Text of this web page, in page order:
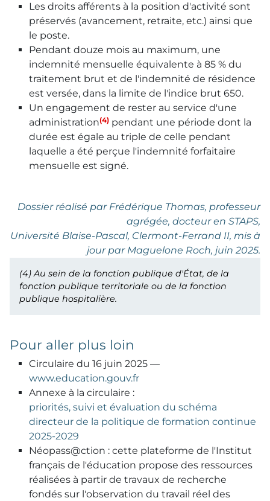
Les droits afférents à la position d'activité sont
préservés (avancement, retraite, etc.) ainsi que
le poste.
Pendant douze mois au maximum, une
indemnité mensuelle équivalente à 85 % du
traitement brut et de l'indemnité de résidence
est versée, dans la limite de l'indice brut 650.
Un engagement de rester au service d'une
administration(4) pendant une période dont la
durée est égale au triple de celle pendant
laquelle a été perçue l'indemnité forfaitaire
mensuelle est signé.
Dossier réalisé par Frédérique Thomas, professeur
agrégée, docteur en STAPS,
Université Blaise-Pascal, Clermont-Ferrand II, mis à
jour par Maguelone Roch, juin 2025.
(4) Au sein de la fonction publique d'État, de la
fonction publique territoriale ou de la fonction
publique hospitalière.
Pour aller plus loin
Circulaire du 16 juin 2025 —
www.education.gouv.fr
Annexe à la circulaire :
priorités, suivi et évaluation du schéma
directeur de la politique de formation continue
2025-2029
Néopass@ction : cette plateforme de l'Institut
français de l'éducation propose des ressources
réalisées à partir de travaux de recherche
fondés sur l'observation du travail réel des